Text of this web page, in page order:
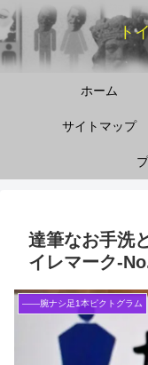
ト
ホーム
サイトマップ
達筆なお手洗
イレマーク
――腕ナシ足1本ピクトグラム